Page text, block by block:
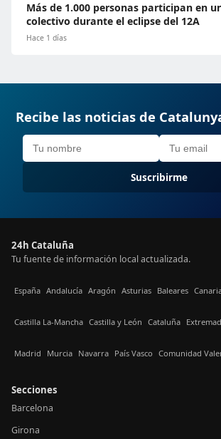
Más de 1.000 personas participan en
colectivo durante el eclipse del 12A
Hace 1 días
Recibe las noticias de
Suscribirme
24h Cataluña
Tu fuente de información local actualizada.
España Andalucía Aragón Asturias Baleares
Castilla La-Mancha Castilla y León Cataluña
Madrid Murcia Navarra País Vasco Comunidad
Secciones
Barcelona
Girona